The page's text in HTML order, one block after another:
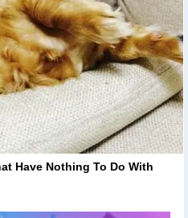
Have Nothing To Do With